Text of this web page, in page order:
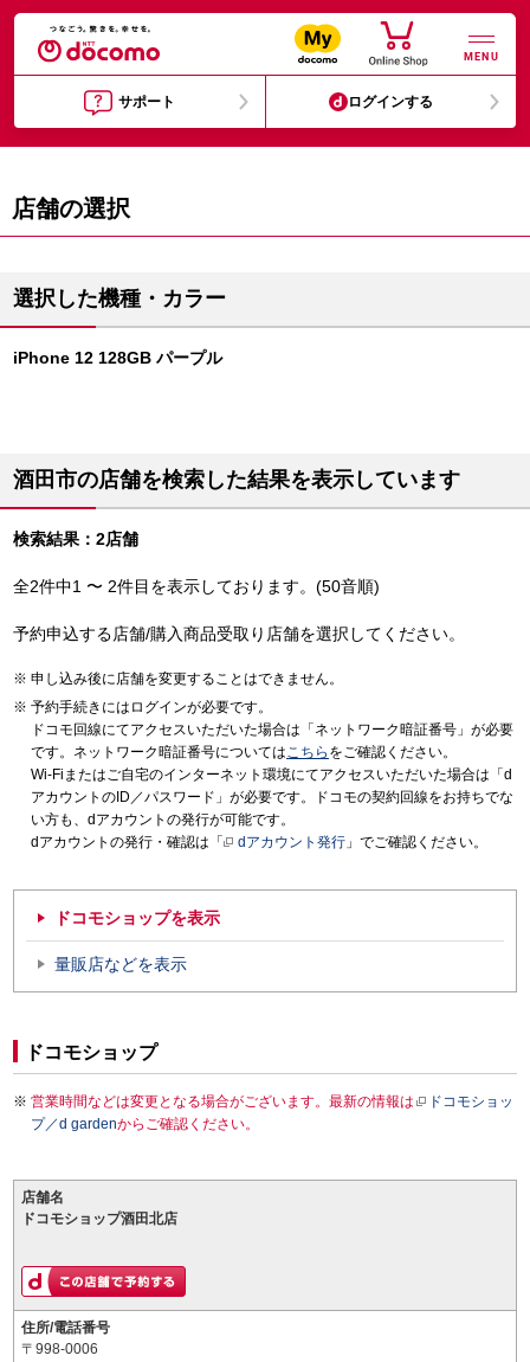
MENU
サポート ログインする
店舗の選択
選択した機種・カラー
iPhone 12 128GB パープル
酒田市の店舗を検索した結果を表示しています
検索結果：2店舗
全2件中1 〜 2件目を表示しております。(50音順)
予約申込する店舗/購入商品受取り店舗を選択してください。
申し込み後に店舗を変更することはできません。
予約手続きにはログインが必要です。
ドコモ回線にてアクセスいただいた場合は「ネットワーク暗証番号」が必要
です。ネットワーク暗証番号についてはこちら をご確認ください。
Wi-Fiまたはご自宅のインターネット環境にてアクセスいただいた場合は「d
アカウントのID／パスワード」が必要です。ドコモの契約回線をお持ちでな
い方も、dアカウントの発行が可能です。
dアカウントの発行・確認は「
dアカウント発行 」でご確認ください。
ドコモショップを表示
量販店などを表示
ドコモショップ
営業時間などは変更となる場合がございます。最新の情報は
ドコモショッ
プ／d gardenからご確認ください。
店舗名
ドコモショップ酒田北店
住所/電話番号
〒998-0006